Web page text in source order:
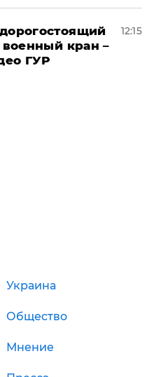
кран –
ГУР
12:15
Украина
Общество
Мнение